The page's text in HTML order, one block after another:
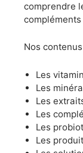
comprendre
Nos
Les
Les
Les
Les
Les
Les